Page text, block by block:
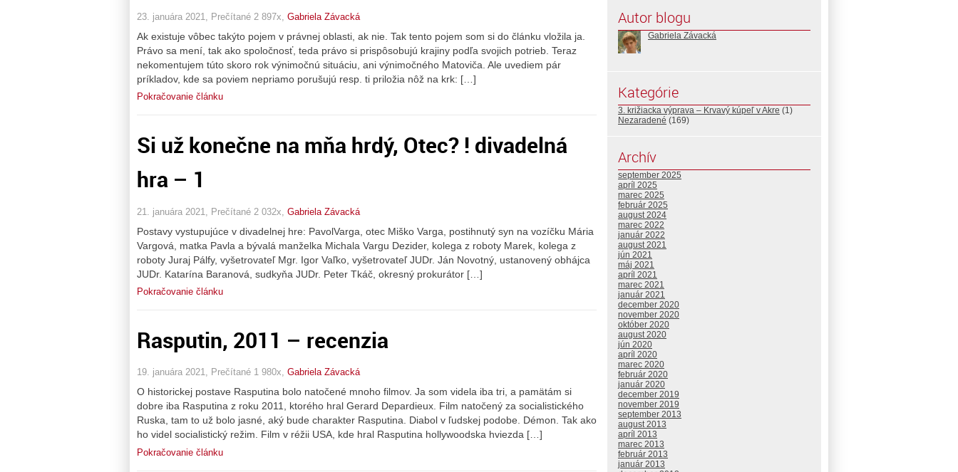
23. januára 2021, Prečítané 2 897x, Gabriela Závacká
Ak existuje vôbec takýto pojem v právnej oblasti, ak nie. Tak tento pojem som si do článku vložila ja.
Právo sa mení, tak ako spoločnosť, teda právo si prispôsobujú krajiny podľa svojich potrieb. Teraz
nekomentujem túto skoro rok výnimočnú situáciu, ani výnimočného Matoviča. Ale uvediem pár
príkladov, kde sa poviem nepriamo porušujú resp. ti priložia nôž na krk: […]
Pokračovanie článku
Si už konečne na mňa hrdý, Otec? ! divadelná
hra – 1
21. januára 2021, Prečítané 2 032x, Gabriela Závacká
Postavy vystupujúce v divadelnej hre: PavolVarga, otec Miško Varga, postihnutý syn na vozíčku Mária
Vargová, matka Pavla a bývalá manželka Michala Vargu Dezider, kolega z roboty Marek, kolega z
roboty Juraj Pálfy, vyšetrovateľ Mgr. Igor Vaľko, vyšetrovateľ JUDr. Ján Novotný, ustanovený obhájca
JUDr. Katarína Baranová, sudkyňa JUDr. Peter Tkáč, okresný prokurátor […]
Pokračovanie článku
Rasputin, 2011 – recenzia
19. januára 2021, Prečítané 1 980x, Gabriela Závacká
O historickej postave Rasputina bolo natočené mnoho filmov. Ja som videla iba tri, a pamätám si
dobre iba Rasputina z roku 2011, ktorého hral Gerard Depardieux. Film natočený za socialistického
Ruska, tam to už bolo jasné, aký bude charakter Rasputina. Diabol v ľudskej podobe. Démon. Tak ako
ho videl socialistický režim. Film v réžii USA, kde hral Rasputina hollywoodska hviezda […]
Pokračovanie článku
Autor blogu
Gabriela Závacká
Kategórie
3. križiacka výprava – Krvavý kúpeľ v Akre (1)
Nezaradené (169)
Archív
september 2025
apríl 2025
marec 2025
február 2025
august 2024
marec 2022
január 2022
august 2021
jún 2021
máj 2021
apríl 2021
marec 2021
január 2021
december 2020
november 2020
október 2020
august 2020
jún 2020
apríl 2020
marec 2020
február 2020
január 2020
december 2019
november 2019
september 2013
august 2013
apríl 2013
marec 2013
február 2013
január 2013